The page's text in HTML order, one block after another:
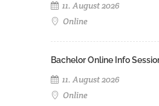
11. August 2026
Online
Bachelor Online Info
11. August 2026
Online